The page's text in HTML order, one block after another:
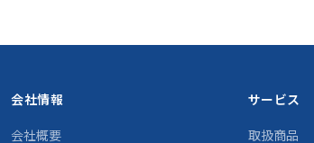
会社情報
会社概要
サービス
取扱商品